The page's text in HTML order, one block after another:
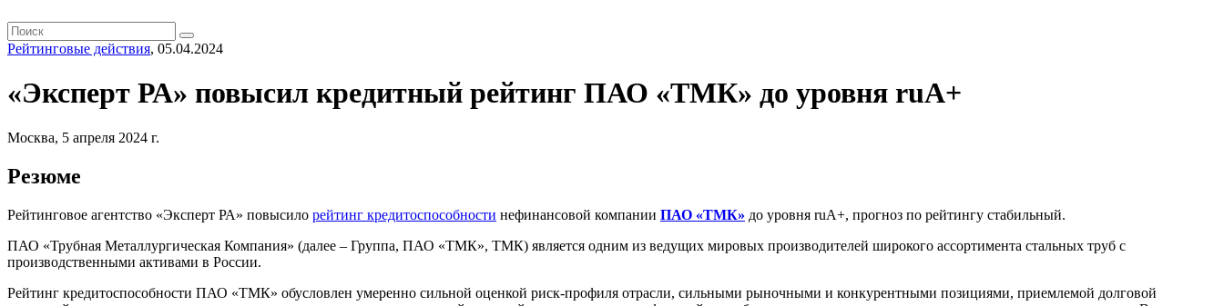
Рейтинговые действия, 05.04.2024
«Эксперт РА» повысил кредитный рейтинг ПАО «ТМК» до уровня ruA+
Москва, 5 апреля 2024 г.
Резюме
Рейтинговое агентство «Эксперт РА» повысило рейтинг кредитоспособности нефинансовой компании ПАО «ТМК» до уровня ruA+, прогноз по рейтингу стабильный.
ПАО «Трубная Металлургическая Компания» (далее – Группа, ПАО «ТМК», ТМК) является одним из ведущих мировых производителей широкого ассортимента стальных труб с
производственными активами в России.
Рейтинг кредитоспособности ПАО «ТМК» обусловлен умеренно сильной оценкой риск-профиля отрасли, сильными рыночными и конкурентными позициями, приемлемой долговой